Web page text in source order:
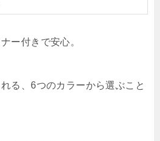
ー付きで安心。
る、6つのカラーから選ぶこと